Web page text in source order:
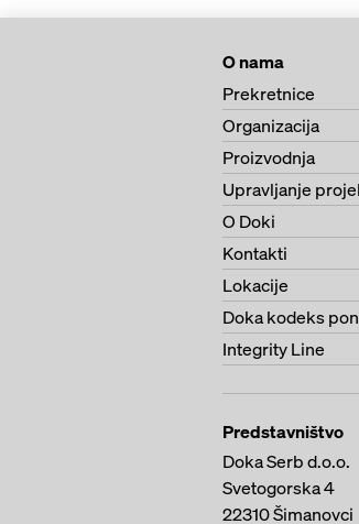
O nama
Prekretnice
Organizacija
Proizvodnja
Upravljanje
O Doki
Kontakti
Lokacije
Doka kodeks
Integrity Line
Predstavništvo
Doka Serb d.o.o.
Svetogorska 4
22310Šimanovci